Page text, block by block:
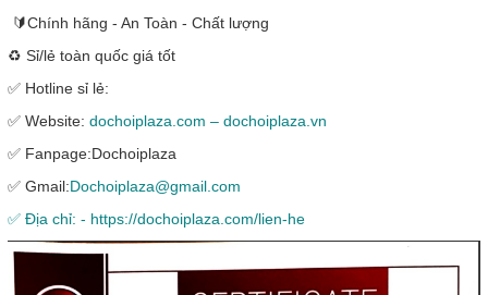
🔰Chính hãng - An Toàn - Chất lượng
♻️ Sỉ/lẻ toàn quốc giá tốt
✅ Hotline sỉ lẻ:
✅ Website: dochoiplaza.com – dochoiplaza.vn
✅ Fanpage:Dochoiplaza
✅ Gmail:Dochoiplaza@gmail.com
✅ Địa chỉ: - https://dochoiplaza.com/lien-he